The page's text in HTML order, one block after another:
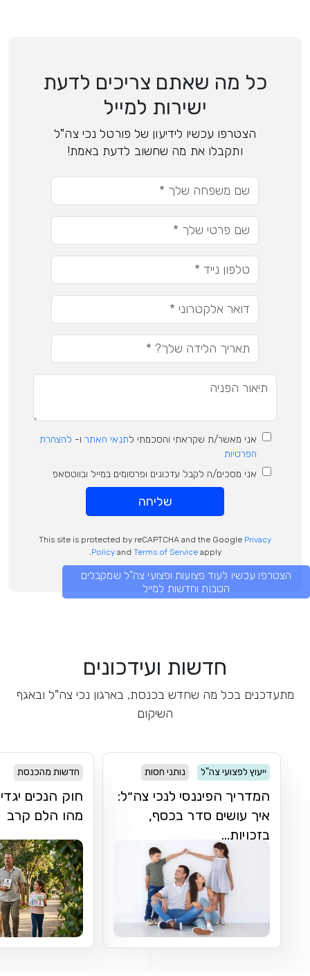
כל מה שאתם צריכים לדעת
ישירות למייל
הצטרפו עכשיו לידיעון של פורטל נכי צה"ל
ותקבלו את מה שחשוב לדעת באמת!
אני מאשר/ת שקראתי והסכמתי לתנאי האתר ו- להצהרת
הפרטיות
אני מסכים/ה לקבל עדכונים ופרסומים במייל ובווטסאפ
שליחה
This site is protected by reCAPTCHA and the Google Privacy
Policyand Terms of Serviceapply.
הצטרפו עכשיו לעוד פצועות ופצועי צה"ל שמקבלים
הטבות וחדשות למייל
חדשות ועידכונים
מתעדכנים בכל מה שחדש בכנסת, בארגון נכי צה"ל ובאגף
השיקום
ייעוץ לפצועי צה"ל נותני חסות
המדריך הפיננסי לנכי צה״ל:
איך עושים סדר בכסף,
בזכויות...
חדשות מהכנסת
חוק הנכים
מהו הלם קרב